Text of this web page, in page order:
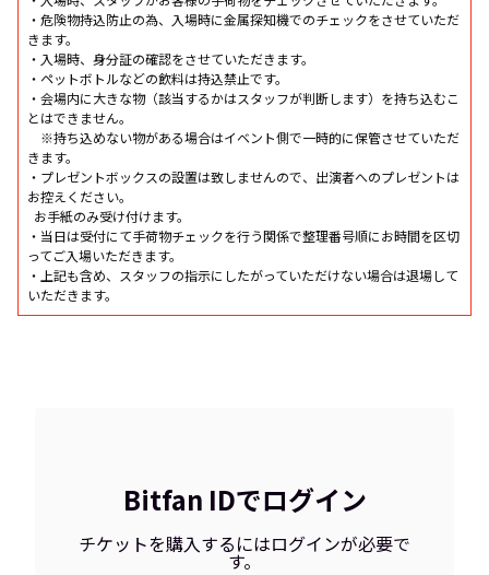
・危険物持込防止の為、入場時に金属探知機でのチェックをさせていただ
きます。
・入場時、身分証の確認をさせていただきます。
・ペットボトルなどの飲料は持込禁止です。
・会場内に大きな物（該当するかはスタッフが判断します）を持ち込むこ
とはできません。
※持ち込めない物がある場合はイベント側で一時的に保管させていただ
きます。
・プレゼントボックスの設置は致しませんので、出演者へのプレゼントは
お控えください。
お手紙のみ受け付けます。
・当日は受付にて手荷物チェックを行う関係で整理番号順にお時間を区切
ってご入場いただきます。
・上記も含め、スタッフの指示にしたがっていただけない場合は退場して
いただきます。
Bitfan IDでログイン
チケットを購入するにはログインが必要で
す。